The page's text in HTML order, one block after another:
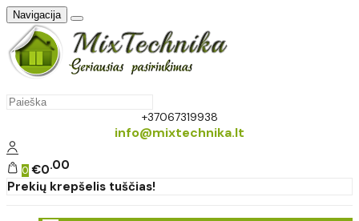
Navigacija
+37067319938
info@mixtechnika.lt
0 €0 00
Prekių krepšelis tuščias!